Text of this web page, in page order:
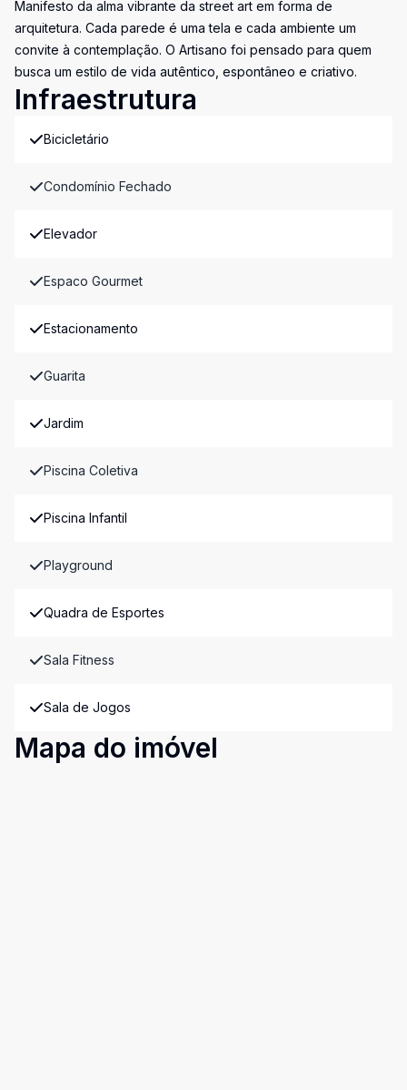
Manifesto da alma vibrante da street art em forma de
arquitetura. Cada parede é uma tela e cada ambiente um
convite à contemplação. O Artisano foi pensado para quem
busca um estilo de vida autêntico, espontâneo e criativo.
Infraestrutura
Bicicletário
Condomínio Fechado
Elevador
Espaco Gourmet
Estacionamento
Guarita
Jardim
Piscina Coletiva
Piscina Infantil
Playground
Quadra de Esportes
Sala Fitness
Sala de Jogos
Mapa do imóvel